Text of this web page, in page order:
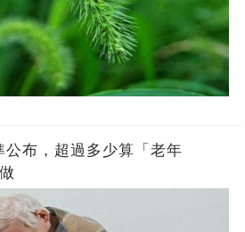
布，超過多少算「老年